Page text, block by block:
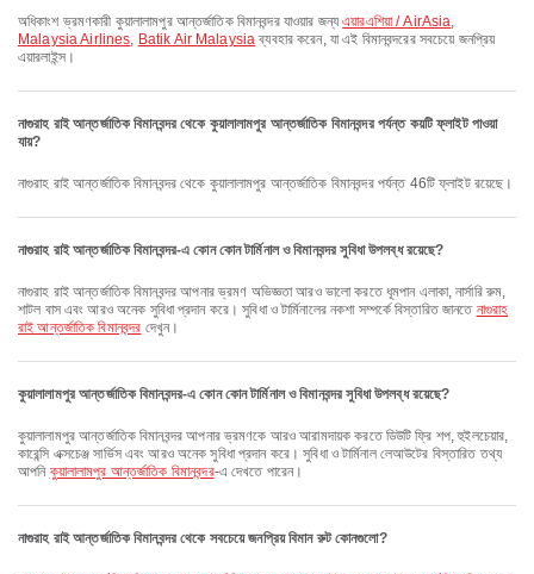
অধিকাংশ ভ্রমণকারী কুয়ালালামপুর আন্তর্জাতিক বিমানবন্দর যাওয়ার জন্যএয়ারএশিয়া / AirAsia,
Malaysia Airlines, Batik Air Malaysiaব্যবহার করেন, যা এই বিমানবন্দরের সবচেয়ে জনপ্রিয়
এয়ারলাইন্স।
নাগুরাহ রাই আন্তর্জাতিক বিমানবন্দর থেকে কুয়ালালামপুর আন্তর্জাতিক বিমানবন্দর পর্যন্ত কয়টি ফ্লাইট পাওয়া
যায়?
নাগুরাহ রাই আন্তর্জাতিক বিমানবন্দর থেকে কুয়ালালামপুর আন্তর্জাতিক বিমানবন্দর পর্যন্ত 46টি ফ্লাইট রয়েছে।
নাগুরাহ রাই আন্তর্জাতিক বিমানবন্দর-এ কোন কোন টার্মিনাল ও বিমানবন্দর সুবিধা উপলব্ধ রয়েছে?
নাগুরাহ রাই আন্তর্জাতিক বিমানবন্দর আপনার ভ্রমণ অভিজ্ঞতা আরও ভালো করতে ধূমপান এলাকা, নার্সারি রুম,
শাটল বাস এবং আরও অনেক সুবিধা প্রদান করে। সুবিধা ও টার্মিনালের নকশা সম্পর্কে বিস্তারিত জানতে নাগুরাহ
রাই আন্তর্জাতিক বিমানবন্দর দেখুন।
কুয়ালালামপুর আন্তর্জাতিক বিমানবন্দর-এ কোন কোন টার্মিনাল ও বিমানবন্দর সুবিধা উপলব্ধ রয়েছে?
কুয়ালালামপুর আন্তর্জাতিক বিমানবন্দর আপনার ভ্রমণকে আরও আরামদায়ক করতে ডিউটি ফ্রি শপ, হুইলচেয়ার,
কারেন্সি এক্সচেঞ্জ সার্ভিস এবং আরও অনেক সুবিধা প্রদান করে। সুবিধা ও টার্মিনাল লেআউটের বিস্তারিত তথ্য
আপনি কুয়ালালামপুর আন্তর্জাতিক বিমানবন্দর-এ দেখতে পারেন।
নাগুরাহ রাই আন্তর্জাতিক বিমানবন্দর থেকে সবচেয়ে জনপ্রিয় বিমান রুট কোনগুলো?